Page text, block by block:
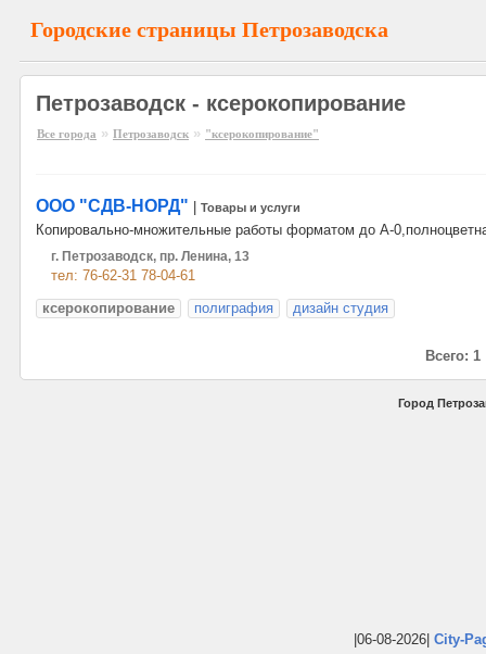
Городские страницы Петрозаводска
Петрозаводск - ксерокопирование
Все города » Петрозаводск » "ксерокопирование"
ООО "СДВ-НОРД" Товары и услуги
Копировально-множительные работы форматом до А-
г. Петрозаводск, пр. Ленина, 13
тел: 76-62-31 78-04-61
ксерокопирование
полиграфия дизайн студия
Всего: 1
Город
|06-08-2026| City-